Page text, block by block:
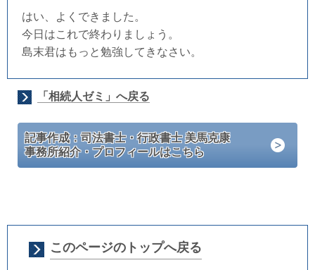
はい、よくできました。
今日はこれで終わりましょう。
島末君はもっと勉強してきなさい。
「相続人ゼミ」へ戻る
記事作成：司法書士・行政書士 美馬克康
事務所紹介・プロフィールはこちら
このページのトップへ戻る